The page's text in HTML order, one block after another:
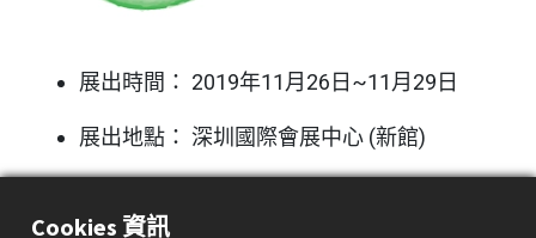
展出時間： 2019年11月26日~11月29日
展出地點： 深圳國際會展中心 (新館)
Cookies 資訊